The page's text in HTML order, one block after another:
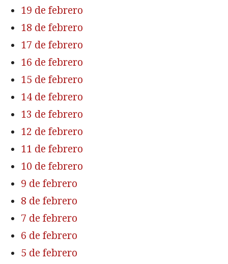
19 de febrero
18 de febrero
17 de febrero
16 de febrero
15 de febrero
14 de febrero
13 de febrero
12 de febrero
11 de febrero
10 de febrero
9 de febrero
8 de febrero
7 de febrero
6 de febrero
5 de febrero